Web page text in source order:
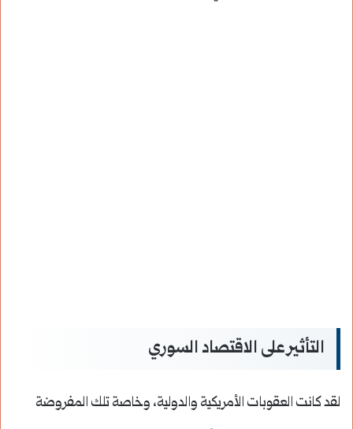
التأثير على الاقتصاد السوري
لقد كانت العقوبات الأمريكية والدولية، وخاصة تلك المفروضة